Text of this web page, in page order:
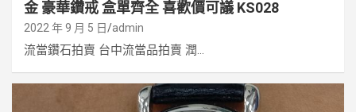
金 豪華鑽戒 盒單齊全 喜歡價可議 KS028
2022 年 9 月 5 日 admin
流當鑽石拍賣 台中流當品拍賣 潤...